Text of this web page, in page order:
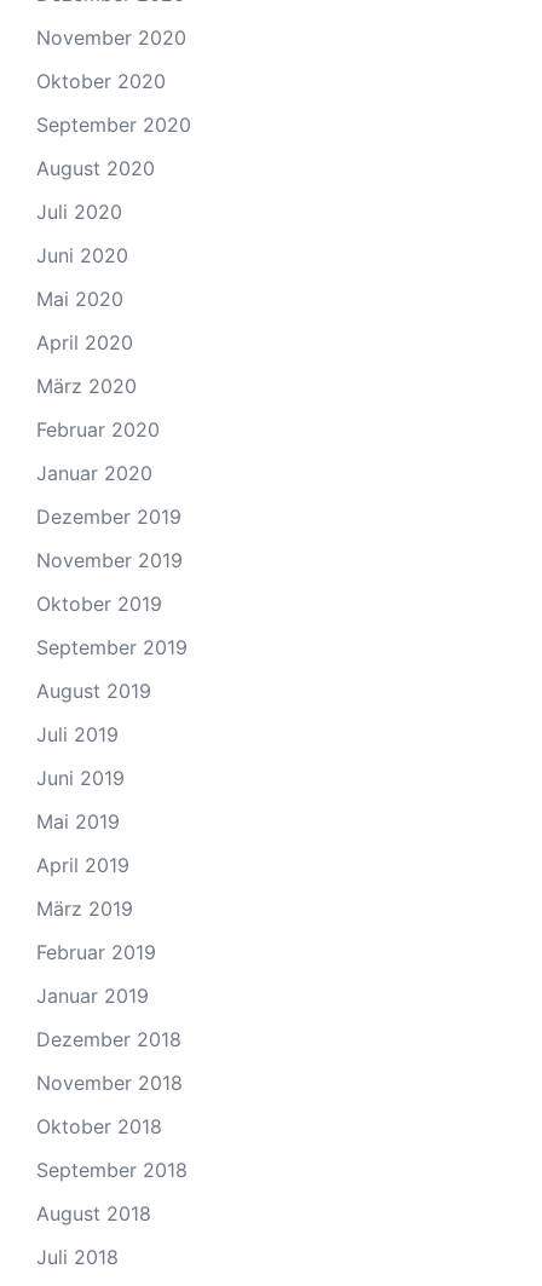
November 2020
Oktober 2020
September 2020
August 2020
Juli 2020
Juni 2020
Mai 2020
April 2020
März 2020
Februar 2020
Januar 2020
Dezember 2019
November 2019
Oktober 2019
September 2019
August 2019
Juli 2019
Juni 2019
Mai 2019
April 2019
März 2019
Februar 2019
Januar 2019
Dezember 2018
November 2018
Oktober 2018
September 2018
August 2018
Juli 2018